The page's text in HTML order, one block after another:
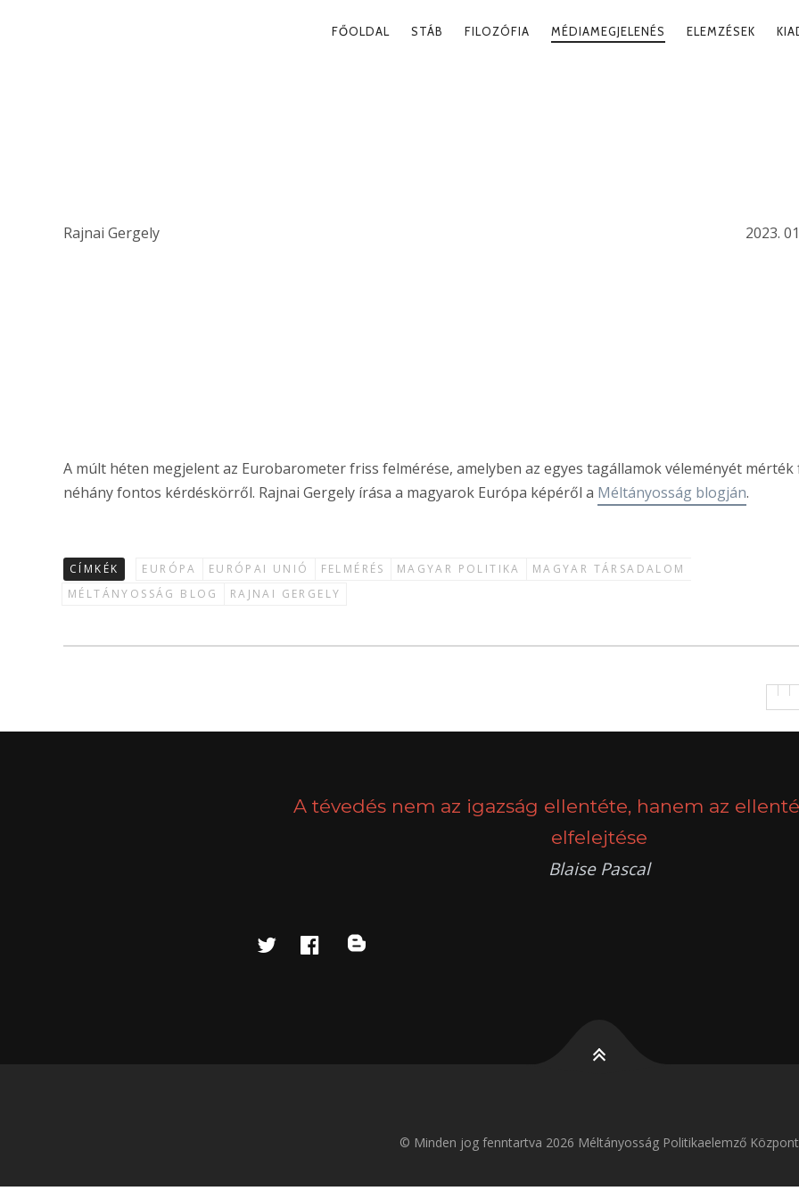
PRIMARY
FŐOLDAL STÁB FILOZÓFIA MÉDIAMEGJELENÉS ELEMZÉSEK
Rajnai Gergely 2023.
A múlt héten megjelent az Eurobarometer friss felmérése, amelyben az egyes tagállamok véleményét mérték
néhány fontos kérdéskörről. Rajnai Gergely írása a magyarok Európa képéről a Méltányosság blogján.
CÍMKÉK EURÓPA EURÓPAI UNIÓ FELMÉRÉS MAGYAR POLITIKA
MAGYAR TÁRSADALOM
MÉLTÁNYOSSÁG BLOG
RAJNAI GERGELY
A tévedés nem az igazság ellentéte, hanem az
elfelejtése
Blaise Pascal
twitterfacebook
blog
© Minden jog fenntartva 2026 Méltányosság Politikaelemző Központ